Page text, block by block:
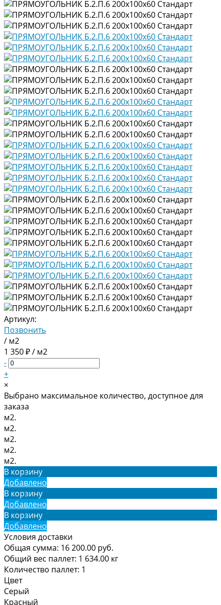
Артикул:
Позвонить
/ м2
1 350 ₽ / м2
-
+
×
Выбрано максимальное количество, доступное для
заказа
м2.
м2.
м2.
м2.
м2.
В корзину
Добавлено
В корзину
Добавлено
В корзину
Добавлено
Условия доставки
Общая сумма: 16 200.00 руб.
Общий вес паллет: 1 634.00 кг
Количество паллет: 1
Цвет
Серый
Красный